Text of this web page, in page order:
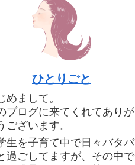
ひとりごと
めまして。
ブログに来てくれてありが
ございます。
生を子育て中で日々バタバ
過ごしてますが、その中で